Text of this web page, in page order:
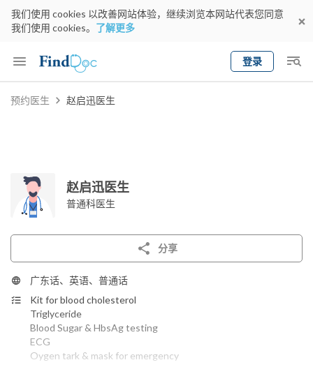
我们使用 cookies 以改善网站体验，继续浏览本网站代表您同意
我们使用 cookies。 了解更多
登录
Keyword
预约医生 赵启迅医生
赵启迅医生
普通科医生
分享
广东话、英语、普通话
Kit for blood cholesterol
Triglyceride
Blood Sugar & HbsAg testing
ECG
Oygen tark & mask for emergency